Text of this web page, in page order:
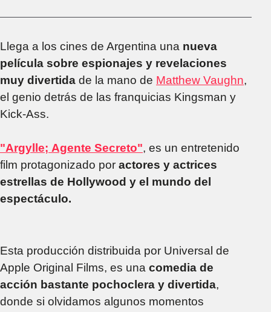
Llega a los cines de Argentina una nueva
película sobre espionajes y revelaciones
muy divertida de la mano de Matthew Vaughn,
el genio detrás de las franquicias Kingsman y
Kick-Ass.
"Argylle; Agente Secreto", es un entretenido
film protagonizado por actores y actrices
estrellas de Hollywood y el mundo del
espectáculo.
Esta producción distribuida por Universal de
Apple Original Films, es una comedia de
acción bastante pochoclera y divertida,
donde si olvidamos algunos momentos